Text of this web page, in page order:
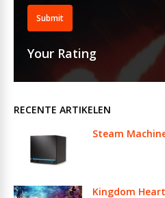
Submit
Your Rating
RECENTE ARTIKELEN
Steam
Kingdom